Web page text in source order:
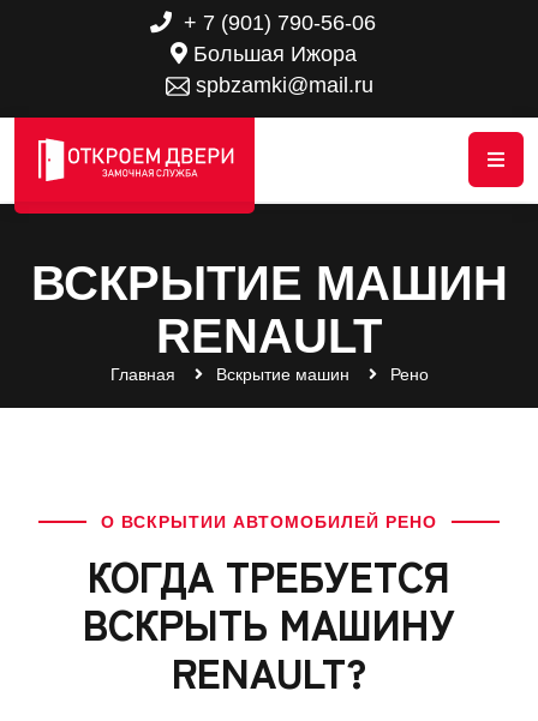
+ 7 (901) 790-56-06
Большая Ижора
spbzamki@mail.ru
ВСКРЫТИЕ МАШИН
RENAULT
Главная Вскрытие машин Рено
О ВСКРЫТИИ АВТОМОБИЛЕЙ РЕНО
КОГДА ТРЕБУЕТСЯ
ВСКРЫТЬ МАШИНУ
RENAULT?